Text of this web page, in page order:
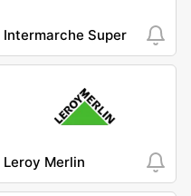
Intermarche Super
Leroy Merlin